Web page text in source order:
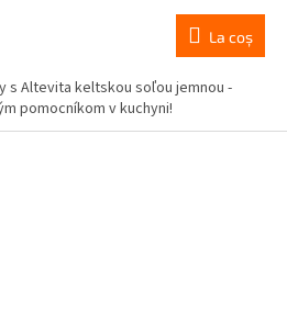
La coş
s Altevita keltskou soľou jemnou -
pomocníkom v kuchyni!